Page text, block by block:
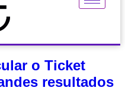
o Ticket
resultados